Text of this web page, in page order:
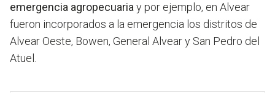
emergencia agropecuaria y por ejemplo, en Alvear
fueron incorporados a la emergencia los distritos de
Alvear Oeste, Bowen, General Alvear y San Pedro del
Atuel.